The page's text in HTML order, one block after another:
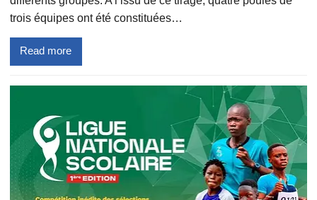
trois équipes ont été constituées…
Read more